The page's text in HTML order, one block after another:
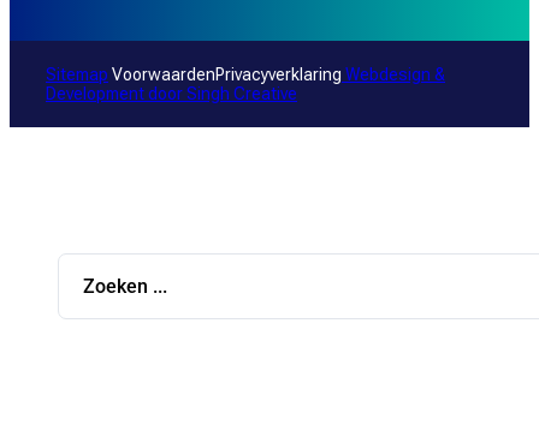
Sitemap VoorwaardenPrivacyverklaring Webdesign &
Development doorSingh Creative
Search